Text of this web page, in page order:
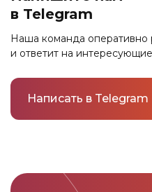
связь.
в Telegram
Наша команда
и ответит на
Написать в Telegram